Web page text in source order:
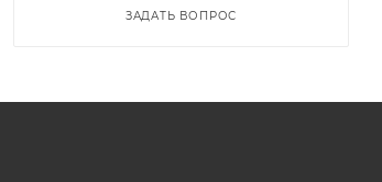
ЗАДАТЬ ВОПРОС